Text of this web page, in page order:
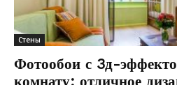
Стены
Фотообои с 3д-
комнату: отличное